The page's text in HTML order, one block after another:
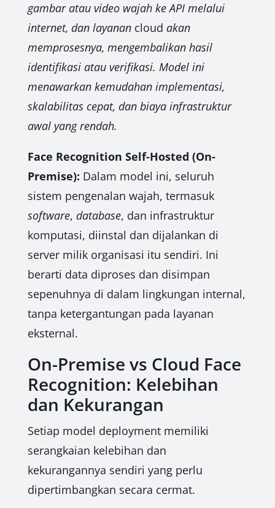
gambar atau video wajah ke API melalui
internet, dan layanan cloud akan
memprosesnya, mengembalikan hasil
identifikasi atau verifikasi. Model ini
menawarkan kemudahan implementasi,
skalabilitas cepat, dan biaya infrastruktur
awal yang rendah.
Face Recognition Self-Hosted (On-
Premise): Dalam model ini, seluruh
sistem pengenalan wajah, termasuk
software, database, dan infrastruktur
komputasi, diinstal dan dijalankan di
server milik organisasi itu sendiri. Ini
berarti data diproses dan disimpan
sepenuhnya di dalam lingkungan internal,
tanpa ketergantungan pada layanan
eksternal.
On-Premise vs Cloud Face
Recognition: Kelebihan
dan Kekurangan
Setiap model deployment memiliki
serangkaian kelebihan dan
kekurangannya sendiri yang perlu
dipertimbangkan secara cermat.